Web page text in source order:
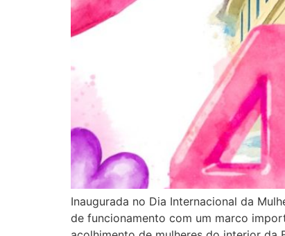
Inaugurada no Dia Internacional da
de funcionamento com um marco